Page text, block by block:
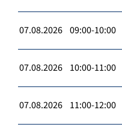
07.08.2026 09:00-10:00
07.08.2026 10:00-11:00
07.08.2026 11:00-12:00